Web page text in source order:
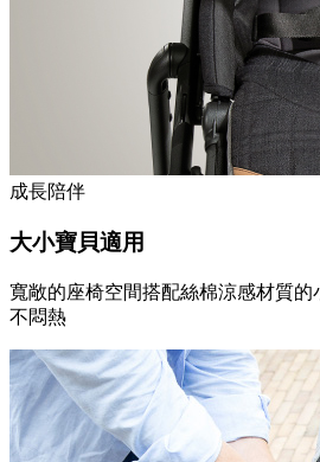
成長陪伴
大小寶貝適用
寬敞的座椅空間搭配絲棉涼感材質
不悶熱